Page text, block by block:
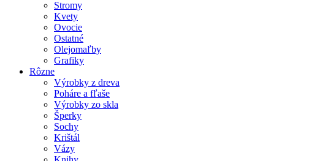
Stromy
Kvety
Ovocie
Ostatné
Olejomaľby
Grafiky
Rôzne
Výrobky z dreva
Poháre a fľaše
Výrobky zo skla
Šperky
Sochy
Krištál
Vázy